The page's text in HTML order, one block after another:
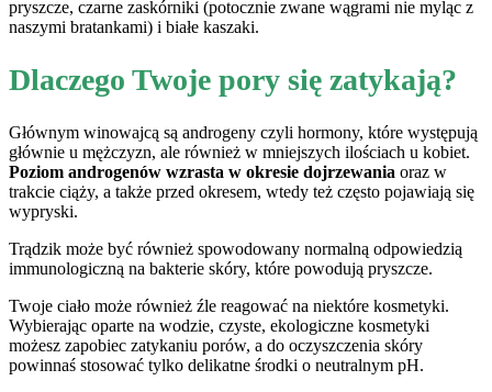
pryszcze, czarne zaskórniki (potocznie zwane wągrami nie myląc z
naszymi bratankami) i białe kaszaki.
Dlaczego Twoje pory się zatykają?
Głównym winowajcą są androgeny czyli hormony, które występują
głównie u mężczyzn, ale również w mniejszych ilościach u kobiet.
Poziom androgenów wzrasta w okresie dojrzewania oraz w
trakcie ciąży, a także przed okresem, wtedy też często pojawiają się
wypryski.
Trądzik może być również spowodowany normalną odpowiedzią
immunologiczną na bakterie skóry, które powodują pryszcze.
Twoje ciało może również źle reagować na niektóre kosmetyki.
Wybierając oparte na wodzie, czyste, ekologiczne kosmetyki
możesz zapobiec zatykaniu porów, a do oczyszczenia skóry
powinnaś stosować tylko delikatne środki o neutralnym pH.